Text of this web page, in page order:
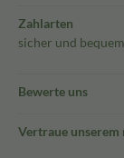
Zahlarten
sicher und bequem
Bewerte uns
Vertraue unserem